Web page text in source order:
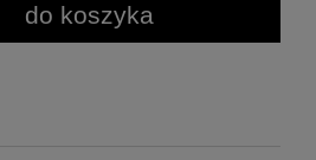
do koszyka